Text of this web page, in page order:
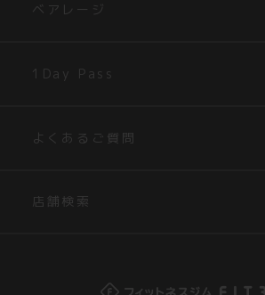
ベアレージ
1Day Pass
よくあるご質問
店舗検索